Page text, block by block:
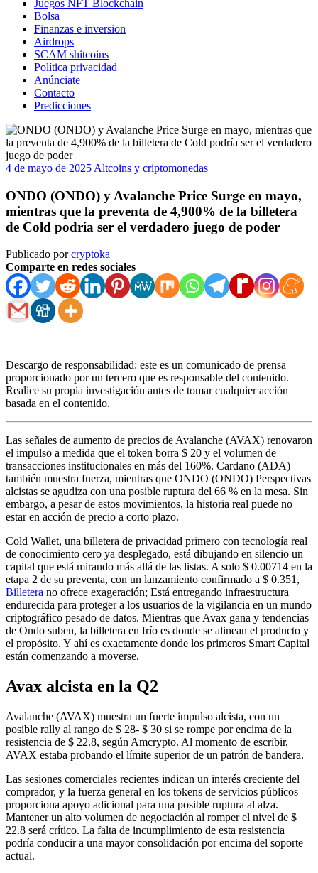
Juegos NFT Blockchain
Bolsa
Finanzas e inversion
Airdrops
SCAM shitcoins
Política privacidad
Anúnciate
Contacto
Predicciones
4 de mayo de 2025 Altcoins y criptomonedas
ONDO (ONDO) y Avalanche Price Surge en mayo,
mientras que la preventa de 4,900% de la billetera
de Cold podría ser el verdadero juego de poder
Publicado porcryptoka
Comparte en redes sociales
Descargo de responsabilidad: este es un comunicado de prensa
proporcionado por un tercero que es responsable del contenido.
Realice su propia investigación antes de tomar cualquier acción
basada en el contenido.
Las señales de aumento de precios de Avalanche (AVAX) renovaron
el impulso a medida que el token borra $ 20 y el volumen de
transacciones institucionales en más del 160%. Cardano (ADA)
también muestra fuerza, mientras que ONDO (ONDO) Perspectivas
alcistas se agudiza con una posible ruptura del 66 % en la mesa. Sin
embargo, a pesar de estos movimientos, la historia real puede no
estar en acción de precio a corto plazo.
Cold Wallet, una billetera de privacidad primero con tecnología real
de conocimiento cero ya desplegado, está dibujando en silencio un
capital que está mirando más allá de las listas. A solo $ 0.00714 en la
etapa 2 de su preventa, con un lanzamiento confirmado a $ 0.351,
Billetera no ofrece exageración; Está entregando infraestructura
endurecida para proteger a los usuarios de la vigilancia en un mundo
criptográfico pesado de datos. Mientras que Avax gana y tendencias
de Ondo suben, la billetera en frío es donde se alinean el producto y
el propósito. Y ahí es exactamente donde los primeros Smart Capital
están comenzando a moverse.
Avax alcista en la Q2
Avalanche (AVAX) muestra un fuerte impulso alcista, con un
posible rally al rango de $ 28- $ 30 si se rompe por encima de la
resistencia de $ 22.8, según Amcrypto. Al momento de escribir,
AVAX estaba probando el límite superior de un patrón de bandera.
Las sesiones comerciales recientes indican un interés creciente del
comprador, y la fuerza general en los tokens de servicios públicos
proporciona apoyo adicional para una posible ruptura al alza.
Mantener un alto volumen de negociación al romper el nivel de $
22.8 será crítico. La falta de incumplimiento de esta resistencia
podría conducir a una mayor consolidación por encima del soporte
actual.